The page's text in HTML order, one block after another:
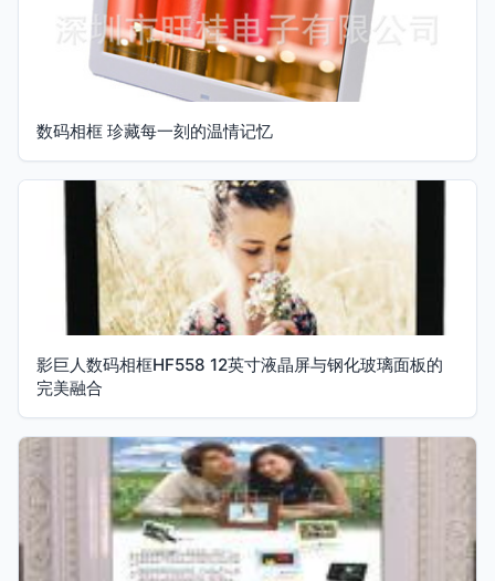
数码相框 珍藏每一刻的温情记忆
影巨人数码相框HF558 12英寸液晶屏与钢化玻璃面板的
完美融合